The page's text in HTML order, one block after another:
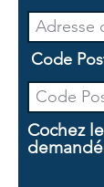
Code
Cochez